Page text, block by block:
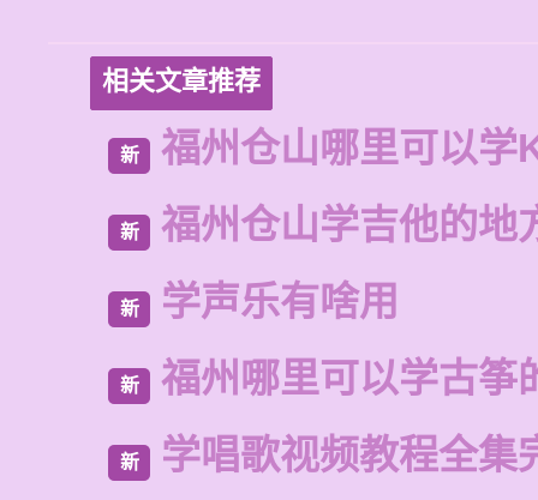
相关文章推荐
新 福州仓山哪里可以学
新 福州仓山学吉他的地
新 学声乐有啥用
新 福州哪里可以学古筝
新 学唱歌视频教程全集